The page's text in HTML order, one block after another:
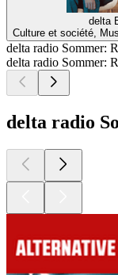
delta
Culture et société,
delta radio Sommer:
delta radio Sommer:
delta radio